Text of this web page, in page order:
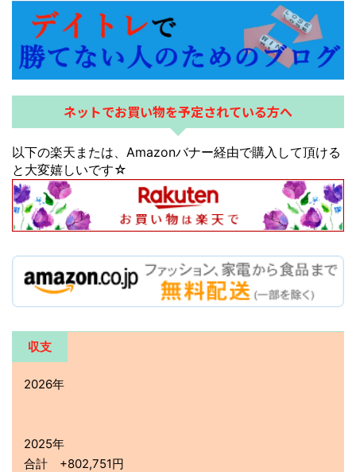
ネットでお買い物を予定されている方へ
以下の楽天または、Amazonバナー経由で購入して頂ける
と大変嬉しいです☆
収支
2026年
2025年
合計 +802,751円